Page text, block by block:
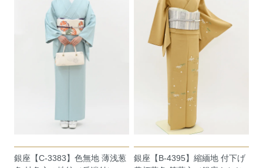
銀座【C-3383】色無地 薄浅葱
銀座【B-4395】縮緬地 付下げ